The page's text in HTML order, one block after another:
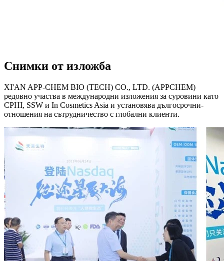
Снимки от изложба
XI'AN APP-CHEM BIO (TECH) CO., LTD. (APPCHEM)
редовно участва в международни изложения за суровини като
CPHI, SSW и In Cosmetics Asia и установява дългосрочни-
отношения на сътрудничество с глобални клиенти.